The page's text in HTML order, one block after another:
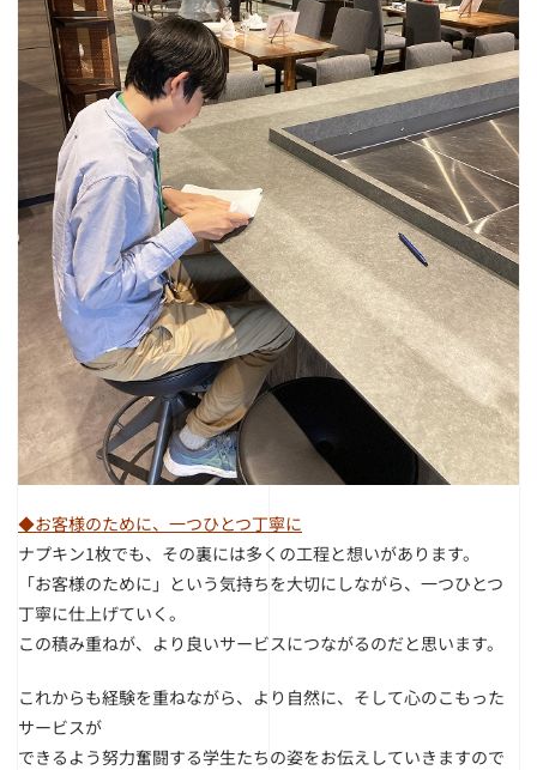
◆お客様のために、一つひとつ丁寧に
ナプキン1枚でも、その裏には多くの工程と想いがあります。
「お客様のために」という気持ちを大切にしながら、一つひとつ
丁寧に仕上げていく。
この積み重ねが、より良いサービスにつながるのだと思います。
これからも経験を重ねながら、より自然に、そして心のこもった
サービスが
できるよう努力奮闘する学生たちの姿をお伝えしていきますので